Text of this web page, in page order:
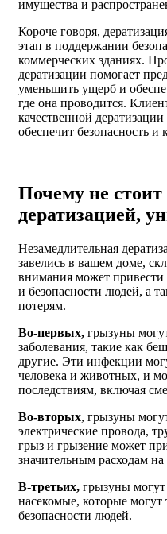
имущества и
Короче говоря,
этап в поддержании
коммерческих зданиях.
дератизации помогает
уменьшить ущерб и
где она проводится.
качественной
обеспечит безопасность
Почему не стоит
дератизацией,
Незамедлительная
завелись в вашем доме,
внимания может привести
и безопасности людей, а
потерям.
Во-первых, грызуны
заболевания, такие как
другие. Эти инфекции
человека и животных, и
последствиям, включая
Во-вторых, грызуны
электрические провода,
грыз и грызение может
значительным расходам на
В-третьих, грызуны могут
насекомые, которые могут
безопасности людей.